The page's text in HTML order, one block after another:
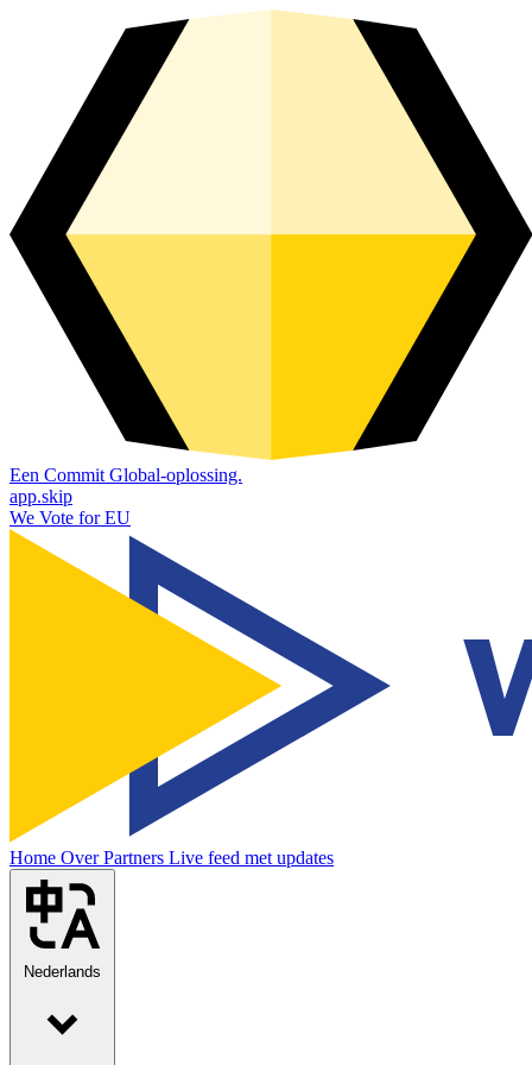
Een Commit Global-oplossing.
app.skip
We Vote for EU
Home OverPartners Live feed met updates
Nederlands